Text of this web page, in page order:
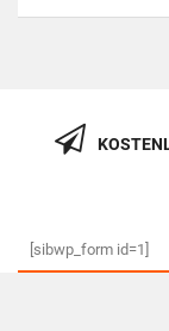
[sibwp_form id=1]